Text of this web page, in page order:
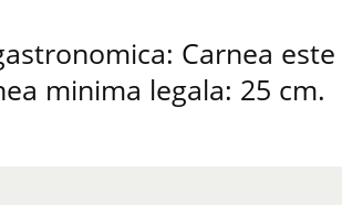
Carnea
minima legala: 25 cm.